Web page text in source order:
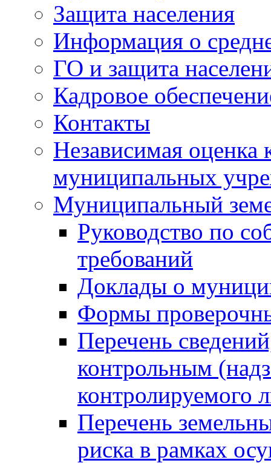
Защита населения
Информация о
ГО и защита
Кадровое
Контакты
Независимая оценка
муниципальных
Муниципальный
Руководство по
требований
Доклады о
Формы
Перечень
контрольным
контролируемого
Перечень
риска в рамках